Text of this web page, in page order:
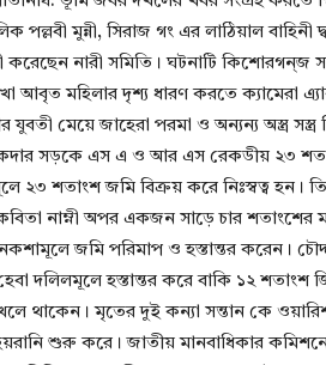
পল্লবী মুন্নী, সিরাজ গং এর লাঠিয়াল
করেছেন নারী সমিতি। ঘটনাটি
আবৃত মহিলার দৃশ্য ধারণ করতে ক্যামেরা
যুবতী মেয়ে জাহেরা পরমা ও অন্যন্য অস্ত্র
সড়কে এস এ ও আর এস রেকডীয় ২৩
২৩ শতাংশ জমি বিক্রয় করে নিঃস্বত্ব হন।
নাম্নী অপর একজন সাড়ে চার শতাংশের
জমি পরিমাপ ও হস্তান্তর করেন।
দলিলমূলে হস্তান্তর করে বাকি ১২ শতাংশ
থাকেন। মৃতের দুই কন্যা সন্তান কে
শুরু করে। জাতীয় মানবাধিকার